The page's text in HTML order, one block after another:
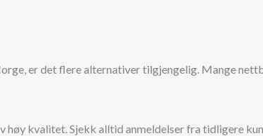
er det flere alternativer tilgjengelig. Mange
kvalitet. Sjekk alltid anmeldelser fra tidligere